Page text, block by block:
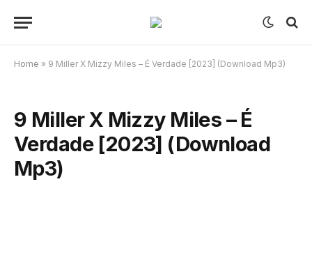
Home » 9 Miller X Mizzy Miles – É Verdade [2023] (Download Mp3)
9 Miller X Mizzy Miles – É
Verdade [2023] (Download
Mp3)